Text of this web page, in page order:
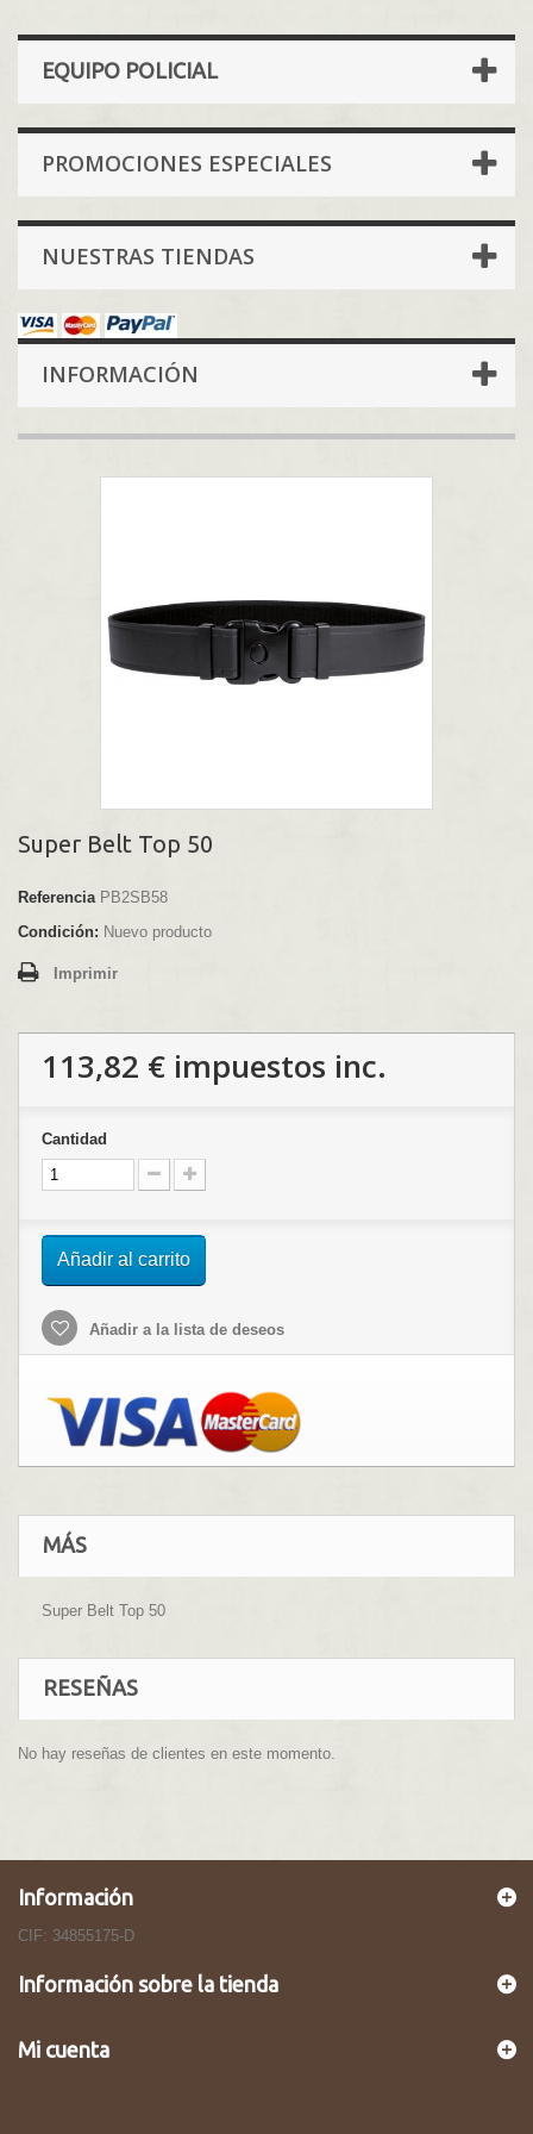
EQUIPO POLICIAL
PROMOCIONES ESPECIALES
NUESTRAS TIENDAS
INFORMACIÓN
Super Belt Top 50
Referencia PB2SB58
Condición: Nuevo producto
Imprimir
113,82 € impuestos inc.
Cantidad
Añadir al carrito
Añadir a la lista de deseos
MÁS
Super Belt Top 50
RESEÑAS
No hay reseñas de clientes en este momento.
Información
CIF: 34855175-D
Información sobre la tienda
Mi cuenta